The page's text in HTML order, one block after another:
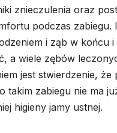
znieczulenia oraz
podczas
i ząb w końcu
a wiele zębów
jest stwierdzenie, że
takim zabiegu nie ma
higieny jamy ustnej.